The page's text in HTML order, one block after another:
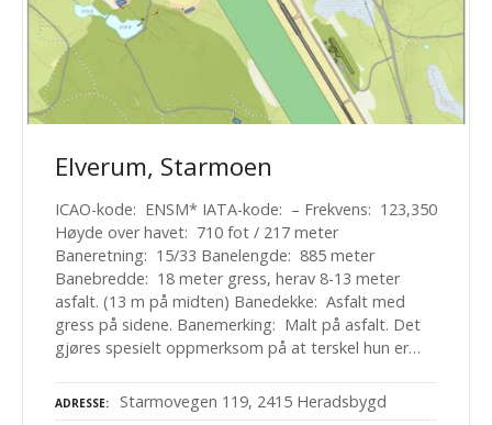
Elverum, Starmoen
ICAO-kode: ENSM* IATA-kode: – Frekvens: 123,350
Høyde over havet: 710 fot / 217 meter
Baneretning: 15/33 Banelengde: 885 meter
Banebredde: 18 meter gress, herav 8-13 meter
asfalt. (13 m på midten) Banedekke: Asfalt med
gress på sidene. Banemerking: Malt på asfalt. Det
gjøres spesielt oppmerksom på at terskel hun er…
ADRESSE Starmovegen 119, 2415 Heradsbygd